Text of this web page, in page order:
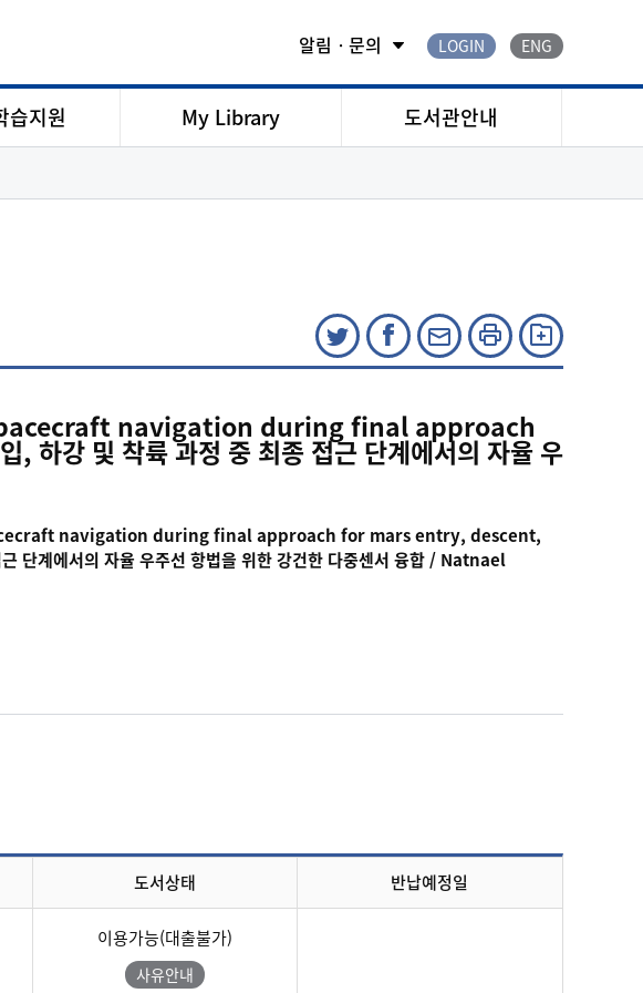
알림ㆍ문의 LOGIN ENG
습지원 My Library 도서관안내
navigation during final approach
및 착륙 과정 중 최종 접근 단계에서의 자율 우
navigation during final approach for mars entry, descent,
단계에서의 자율 우주선 항법을 위한 강건한 다중센서 융합 / Natnael
도서상태
이용가능(대출불가)
사유안내
반납예정일